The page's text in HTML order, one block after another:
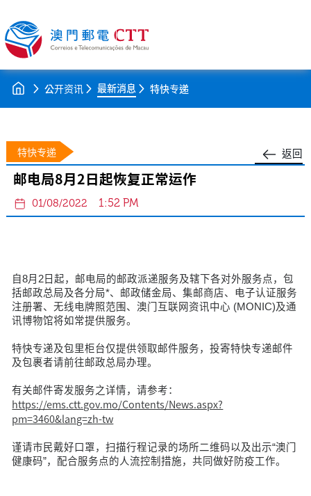
公开资讯 最新消息 特快专递
返回
特快专递
邮电局8月2日起恢复正常运作
01/08/2022 1:52 PM
自8月2日起，邮电局的邮政派递服务及辖下各对外服务点，包
括邮政总局及各分局*、邮政储金局、集邮商店、电子认证服务
注册署、无线电牌照范围、澳门互联网资讯中心 (MONIC)及通
讯博物馆将如常提供服务。
特快专递及包里柜台仅提供领取邮件服务，投寄特快专递邮件
及包裹者请前往邮政总局办理。
有关邮件寄发服务之详情，请参考：
https://ems.ctt.gov.mo/Contents/News.aspx?
pm=3460&lang=zh-tw
谨请市民戴好口罩，扫描行程记录的场所二维码以及出示“澳门
健康码”，配合服务点的人流控制措施，共同做好防疫工作。